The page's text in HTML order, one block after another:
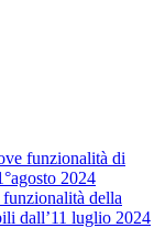
funzionalità di
2024
della
dall’11 luglio 2024